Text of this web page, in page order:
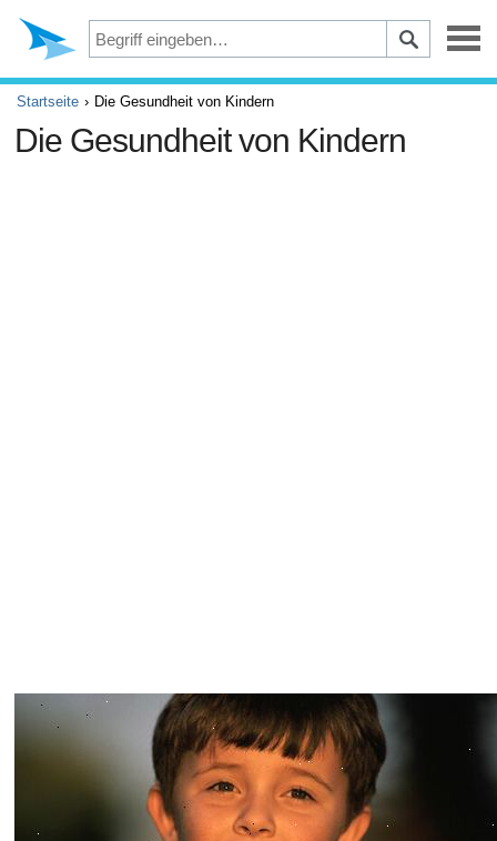
Depression
Augen
Startseite Die Gesundheit von Kindern
Die Gesundheit von Kindern